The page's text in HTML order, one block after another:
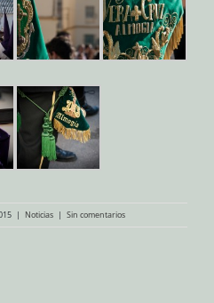
| Noticias | Sin comentarios